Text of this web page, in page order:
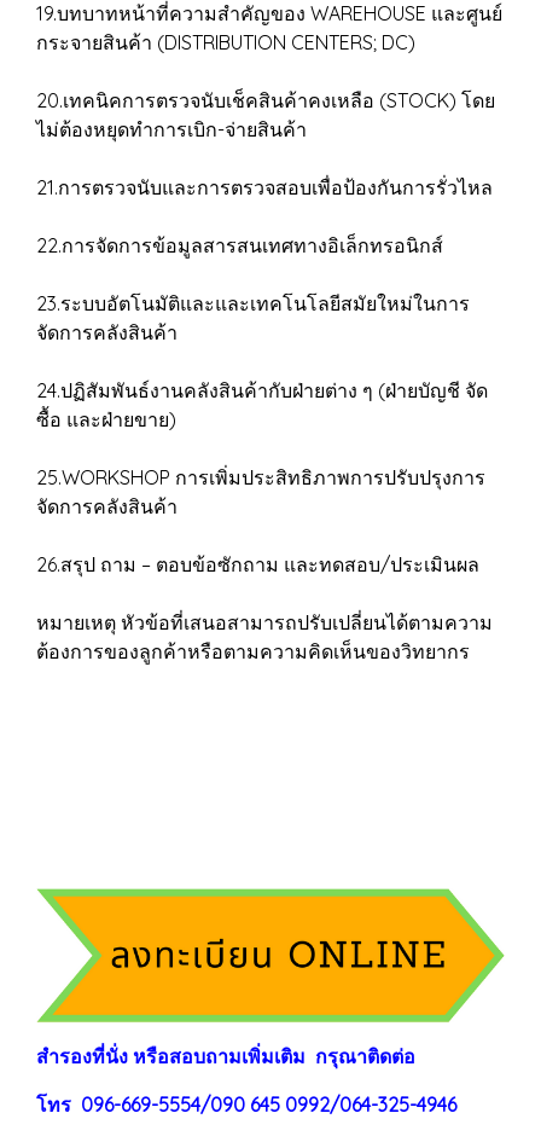
19.บทบาทหน้าที่ความสำคัญของ WAREHOUSE และศูนย์
กระจายสินค้า (DISTRIBUTION CENTERS; DC)
20.เทคนิคการตรวจนับเช็คสินค้าคงเหลือ (STOCK) โดย
ไม่ต้องหยุดทำการเบิก-จ่ายสินค้า
21.การตรวจนับและการตรวจสอบเพื่อป้องกันการรั่วไหล
22.การจัดการข้อมูลสารสนเทศทางอิเล็กทรอนิกส์
23.ระบบอัตโนมัติและและเทคโนโลยีสมัยใหม่ในการ
จัดการคลังสินค้า
24.ปฏิสัมพันธ์งานคลังสินค้ากับฝ่ายต่าง ๆ (ฝ่ายบัญชี จัด
ซื้อ และฝ่ายขาย)
25.WORKSHOP การเพิ่มประสิทธิภาพการปรับปรุงการ
จัดการคลังสินค้า
26.สรุป ถาม – ตอบข้อซักถาม และทดสอบ/ประเมินผล
หมายเหตุ หัวข้อที่เสนอสามารถปรับเปลี่ยนได้ตามความ
ต้องการของลูกค้าหรือตามความคิดเห็นของวิทยากร
สำรองที่นั่ง หรือสอบถามเพิ่มเติม กรุณาติดต่อ
โทร 096-669-5554/090 645 0992/064-325-4946